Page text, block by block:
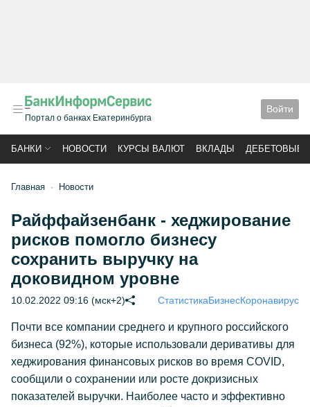
Портал о банках Екатеринбурга
Войти
БАНКИ НОВОСТИ КУРСЫ ВАЛЮТ ВКЛАДЫ ДЕБЕТОВЫЕ
Главная Новости
Райффайзенбанк - хеджирование
рисков помогло бизнесу
сохранить выручку на
доковидном уровне
10.02.2022 09:16 (мск+2) СтатистикаБизнесКоронавирус
Почти все компании среднего и крупного российского
бизнеса (92%), которые использовали деривативы для
хеджирования финансовых рисков во время COVID,
сообщили о сохранении или росте докризисных
показателей выручки. Наиболее часто и эффективно